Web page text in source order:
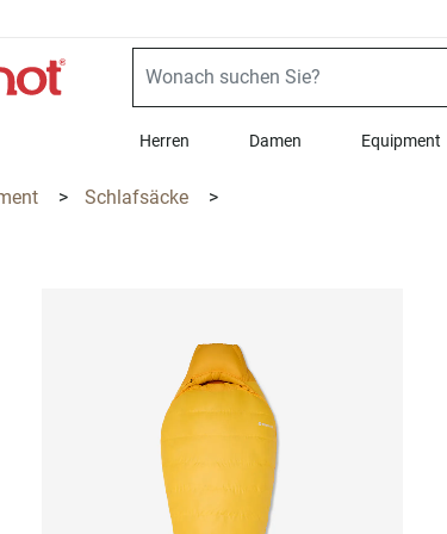
Herren Damen Equipment
> Schlafsäcke >